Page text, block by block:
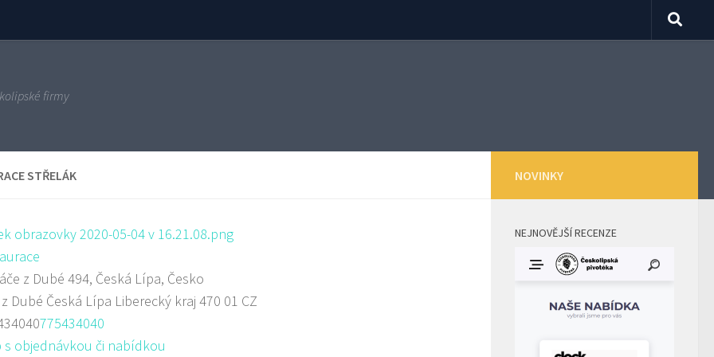
firmy
STŘELÁK
z Dubé 494, Česká Lípa, Česko
Dubé Česká Lípa Liberecký kraj 470 01 CZ
775434040
s objednávkou či nabídkou
NOVINKY
NEJNOVĚJŠÍ RECENZE